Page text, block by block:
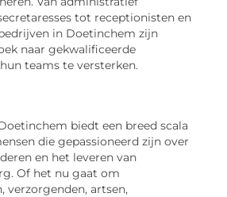
tot receptionisten en
in Doetinchem zijn
naar gekwalificeerde
teams te versterken.
biedt een breed scala
die gepassioneerd zijn over
en het leveren van
Of het nu gaat om
verzorgenden, artsen,